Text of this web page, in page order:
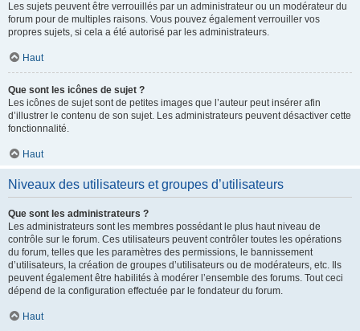
Les sujets peuvent être verrouillés par un administrateur ou un modérateur du
forum pour de multiples raisons. Vous pouvez également verrouiller vos
propres sujets, si cela a été autorisé par les administrateurs.
Haut
Que sont les icônes de sujet ?
Les icônes de sujet sont de petites images que l’auteur peut insérer afin
d’illustrer le contenu de son sujet. Les administrateurs peuvent désactiver cette
fonctionnalité.
Haut
Niveaux des utilisateurs et groupes d’utilisateurs
Que sont les administrateurs ?
Les administrateurs sont les membres possédant le plus haut niveau de
contrôle sur le forum. Ces utilisateurs peuvent contrôler toutes les opérations
du forum, telles que les paramètres des permissions, le bannissement
d’utilisateurs, la création de groupes d’utilisateurs ou de modérateurs, etc. Ils
peuvent également être habilités à modérer l’ensemble des forums. Tout ceci
dépend de la configuration effectuée par le fondateur du forum.
Haut